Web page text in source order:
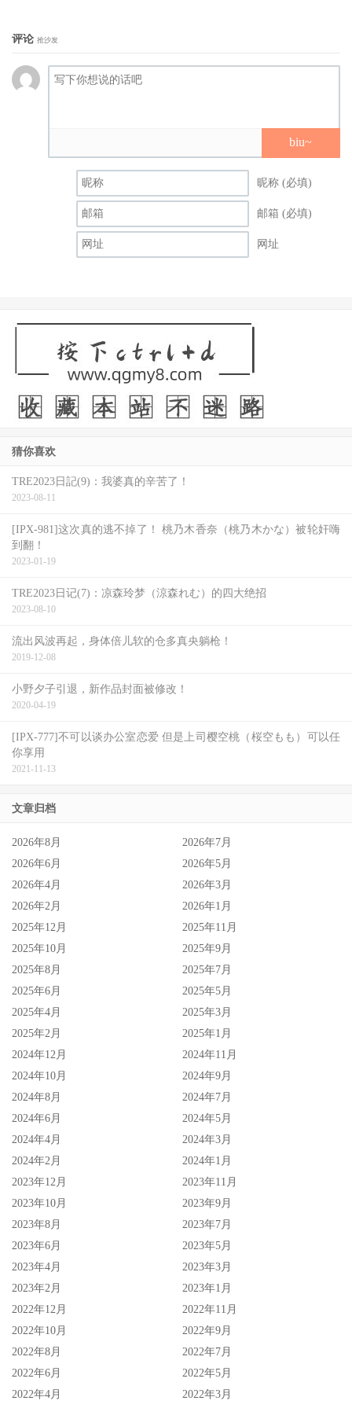
评论 抢沙发
biu~
昵称 (必填)
邮箱 (必填)
网址
猜你喜欢
TRE2023日記(9)：我婆真的辛苦了！
2023-08-11
[IPX-981]这次真的逃不掉了！ 桃乃木香奈（桃乃木かな）被轮奸嗨
到翻！
2023-01-19
TRE2023日记(7)：凉森玲梦（涼森れむ）的四大绝招
2023-08-10
流出风波再起，身体倍儿软的仓多真央躺枪！
2019-12-08
小野夕子引退，新作品封面被修改！
2020-04-19
[IPX-777]不可以谈办公室恋爱 但是上司樱空桃（桜空もも）可以任
你享用
2021-11-13
文章归档
2026年8月
2026年7月
2026年6月
2026年5月
2026年4月
2026年3月
2026年2月
2026年1月
2025年12月
2025年11月
2025年10月
2025年9月
2025年8月
2025年7月
2025年6月
2025年5月
2025年4月
2025年3月
2025年2月
2025年1月
2024年12月
2024年11月
2024年10月
2024年9月
2024年8月
2024年7月
2024年6月
2024年5月
2024年4月
2024年3月
2024年2月
2024年1月
2023年12月
2023年11月
2023年10月
2023年9月
2023年8月
2023年7月
2023年6月
2023年5月
2023年4月
2023年3月
2023年2月
2023年1月
2022年12月
2022年11月
2022年10月
2022年9月
2022年8月
2022年7月
2022年6月
2022年5月
2022年4月
2022年3月